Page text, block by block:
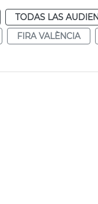
TODAS LAS
FIRA VALÈNCIA